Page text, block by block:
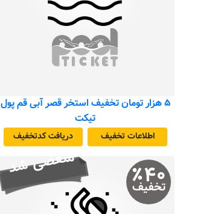
۵ هزار تومان تخفیف استخر قصر آبی قم پول
تیکت
اطلاعات تخفیف دریافت کد‌تخفیف
منقضی شد ۴۰٪
تخفیف